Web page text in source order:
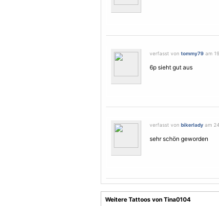
verfasst von tommy79 am
6p sieht gut aus
verfasst von bikerlady am
sehr schön geworden
Weitere Tattoos von Tina0104